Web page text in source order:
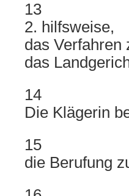
13
2. hilfsweise,
das Verfahren
das
14
Die Klägerin
15
die Berufung